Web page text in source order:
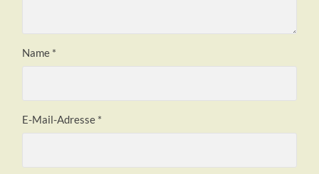
Name *
E-Mail-Adresse *